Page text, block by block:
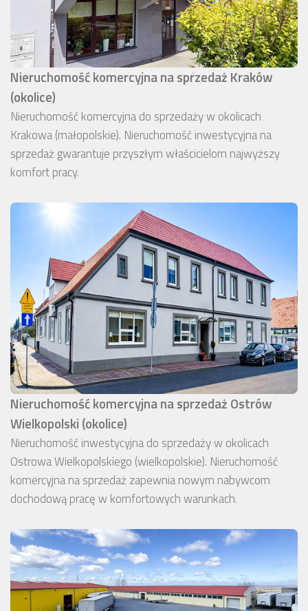
Nieruchomość komercyjna na sprzedaż Kraków
(okolice)
Nieruchomość komercyjna do sprzedaży w okolicach
Krakowa (małopolskie). Nieruchomość inwestycyjna na
sprzedaż gwarantuje przyszłym właścicielom najwyższy
komfort pracy.
Nieruchomość komercyjna na sprzedaż Ostrów
Wielkopolski (okolice)
Nieruchomość inwestycyjna do sprzedaży w okolicach
Ostrowa Wielkopolskiego (wielkopolskie). Nieruchomość
komercyjna na sprzedaż zapewnia nowym nabywcom
dochodową pracę w komfortowych warunkach.